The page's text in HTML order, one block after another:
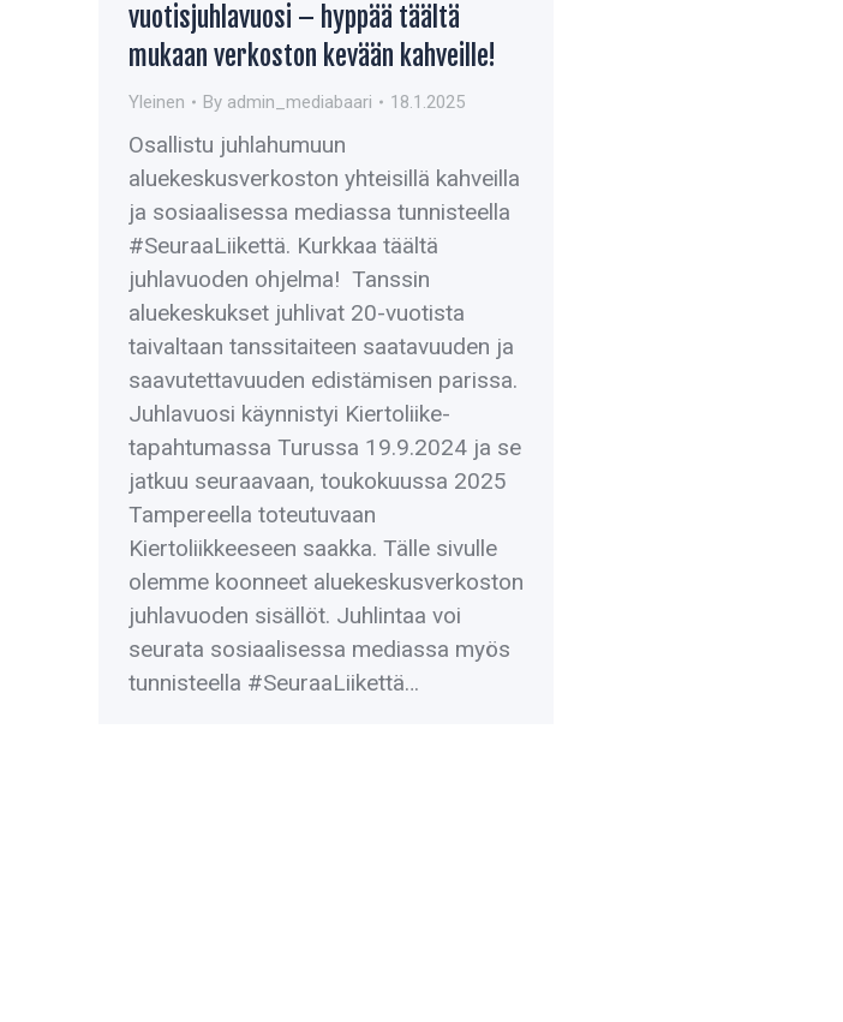
vuotisjuhlavuosi – hyppää täältä
mukaan verkoston kevään kahveille!
Yleinen By admin_mediabaari 18.1.2025
Osallistu juhlahumuun
aluekeskusverkoston yhteisillä kahveilla
ja sosiaalisessa mediassa tunnisteella
#SeuraaLiikettä. Kurkkaa täältä
juhlavuoden ohjelma! Tanssin
aluekeskukset juhlivat 20-vuotista
taivaltaan tanssitaiteen saatavuuden ja
saavutettavuuden edistämisen parissa.
Juhlavuosi käynnistyi Kiertoliike-
tapahtumassa Turussa 19.9.2024 ja se
jatkuu seuraavaan, toukokuussa 2025
Tampereella toteutuvaan
Kiertoliikkeeseen saakka. Tälle sivulle
olemme koonneet aluekeskusverkoston
juhlavuoden sisällöt. Juhlintaa voi
seurata sosiaalisessa mediassa myös
tunnisteella #SeuraaLiikettä…